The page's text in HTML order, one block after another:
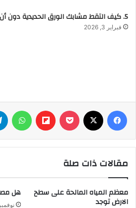
5. كيف التقط مشابك الورق الحديدية دون أن ألمسها؟
فبراير 3, 2026
فيسبوك ‫Pocket
Flipboard
مقالات ذات صلة
معظم المياه المالحة على سطح
الارض توجد
هل
نوفمبر 28, 2025